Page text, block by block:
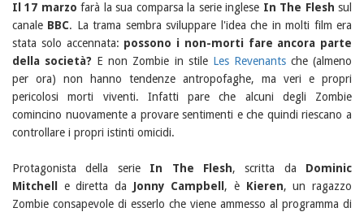
Il 17 marzo farà la sua comparsa la serie inglese In The Flesh sul
canale BBC. La trama sembra sviluppare l'idea che in molti film era
stata solo accennata: possono i non-morti fare ancora parte
della società? E non Zombie in stile Les Revenantsche (almeno
per ora) non hanno tendenze antropofaghe, ma veri e propri
pericolosi morti viventi. Infatti pare che alcuni degli Zombie
comincino nuovamente a provare sentimenti e che quindi riescano a
controllare i propri istinti omicidi.
Protagonista della serie In The Flesh, scritta da Dominic
Mitchell
e diretta da Jonny Campbell , è Kieren, un ragazzo
Zombie consapevole di esserlo che viene ammesso al programma di